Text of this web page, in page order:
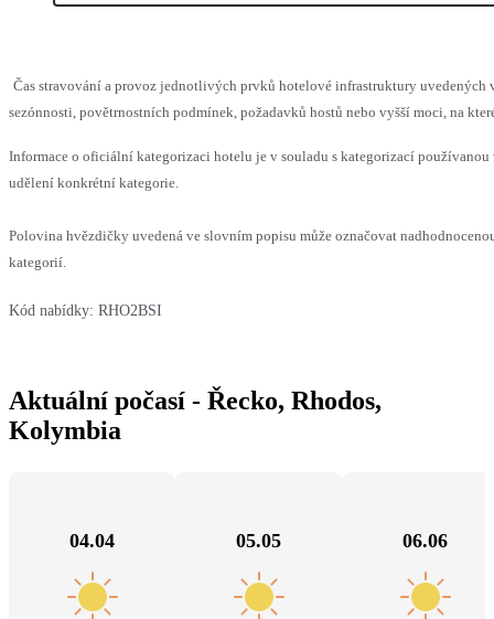
Čas stravování a provoz jednotlivých prvků hotelové infrastruktury uvedených
sezónnosti, povětrnostních podmínek, požadavků hostů nebo vyšší moci, na
Informace o oficiální kategorizaci hotelu je v souladu s kategorizací
udělení konkrétní kategorie.
Polovina hvězdičky uvedená ve slovním popisu může označovat
kategorií.
Kód nabídky: RHO2BSI
Aktuální počasí - Řecko, Rhodos,
Kolymbia
04.04 05.05 06.06